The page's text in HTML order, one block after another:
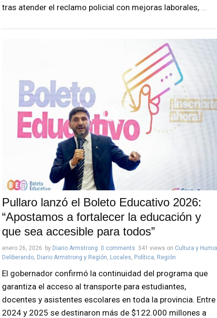
tras atender el reclamo policial con mejoras laborales, …
Pullaro lanzó el Boleto Educativo 2026:
“Apostamos a fortalecer la educación y
que sea accesible para todos”
enero 26, 2026 by Diario Armstrong 0 comments 341 views on Cultura y Humor
Deliberando Diario Armstrong y Región Locales Política Región
El gobernador confirmó la continuidad del programa que
garantiza el acceso al transporte para estudiantes,
docentes y asistentes escolares en toda la provincia. Entre
2024 y 2025 se destinaron más de $122.000 millones a